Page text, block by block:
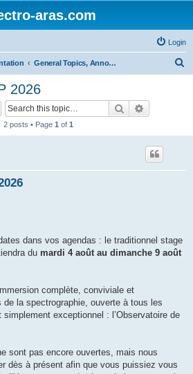
aras.com
Login
General Topics, Annoucements, Forum Life
2026
Search
2 posts • Page 1 of 1
dans vos agendas : le traditionnel stage
du mardi 4 août au dimanche 9 août
complète, conviviale et
de la spectrographie, ouverte à tous les
exceptionnel : l’Observatoire de
sont pas encore ouvertes, mais nous
dès à présent afin que vous puissiez vous